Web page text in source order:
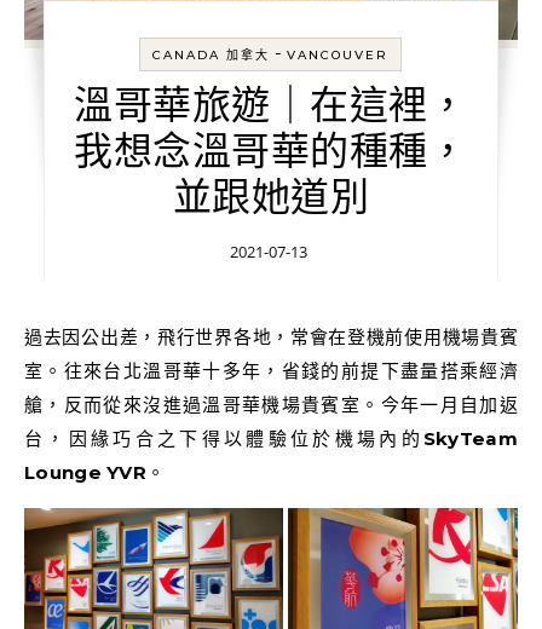
CANADA 加拿大 -VANCOUVER
溫哥華旅遊｜在這裡，
我想念溫哥華的種種，
並跟她道別
2021-07-13
過去因公出差，飛行世界各地，常會在登機前使用機場貴賓
室。往來台北溫哥華十多年，省錢的前提下盡量搭乘經濟
艙，反而從來沒進過溫哥華機場貴賓室。今年一月自加返
台，因緣巧合之下得以體驗位於機場內的 SkyTeam
Lounge YVR 。